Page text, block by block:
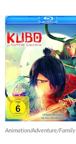
Animation/Adventure/Family